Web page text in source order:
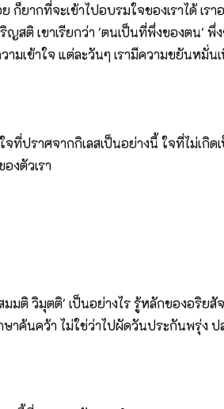
ยากที่จะเข้าไปอบรมใจของเราได้ เร
ญสติ เขาเรียกว่า 'ตนเป็นที่พึ่งของตน'
มเข้าใจ แต่ละวันๆ เรามีความขยันหมั่
ที่ปราศจากกิเลสเป็นอย่างนี้ ใจที่ไม่เ
งตัวเรา
มมติ วิมุตติ' เป็นอย่างไร รู้หลักของอริ
นคว้า ไม่ใช่ว่าไปผัดวันประกันพรุ่ง ปล่